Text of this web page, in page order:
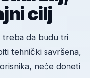
cilj
treba da budu tri
tehnički savršena,
neće doneti